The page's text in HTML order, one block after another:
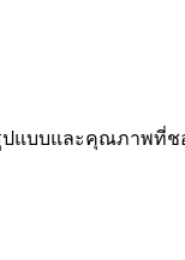
ปแบบและคุณภาพที่ช